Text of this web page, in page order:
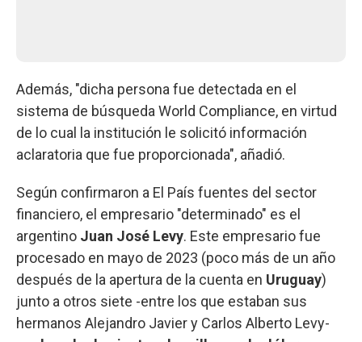
Además, "dicha persona fue detectada en el
sistema de búsqueda World Compliance, en virtud
de lo cual la institución le solicitó información
aclaratoria que fue proporcionada", añadió.
Según confirmaron a El País fuentes del sector
financiero, el empresario "determinado" es el
argentino Juan José Levy. Este empresario fue
procesado en mayo de 2023 (poco más de un año
después de la apertura de la cuenta en Uruguay)
junto a otros siete -entre los que estaban sus
hermanos Alejandro Javier y Carlos Alberto Levy-